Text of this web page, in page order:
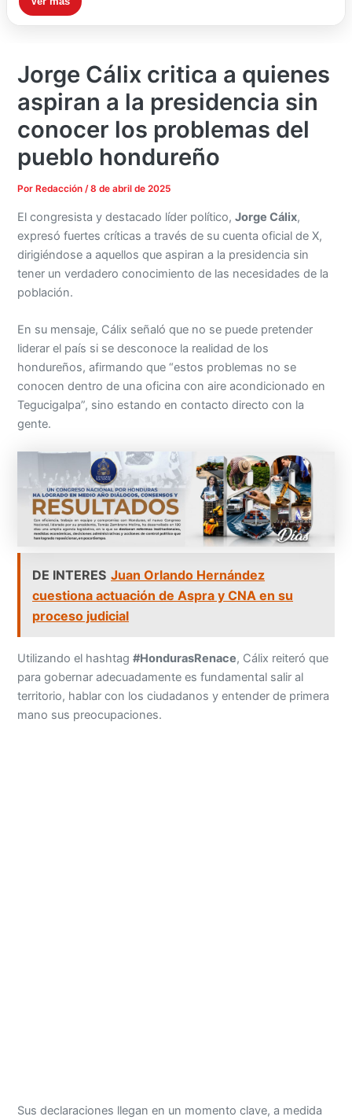
Jorge Cálix critica a quienes
aspiran a la presidencia sin
conocer los problemas del
pueblo hondureño
Por Redacción/8 de abril de 2025
El congresista y destacado líder político,Jorge Cálix,
expresó fuertes críticas a través de su cuenta oficial de X,
dirigiéndose a aquellos que aspiran a la presidencia sin
tener un verdadero conocimiento de las necesidades de la
población.
En su mensaje, Cálix señaló que no se puede pretender
liderar el país si se desconoce la realidad de los
hondureños, afirmando que “estos problemas no se
conocen dentro de una oficina con aire acondicionado en
Tegucigalpa”, sino estando en contacto directo con la
gente.
DE INTERES Juan Orlando Hernández
cuestiona actuación de Aspra y CNA en su
proceso judicial
Utilizando el hashtag#HondurasRenace, Cálix reiteró que
para gobernar adecuadamente es fundamental salir al
territorio, hablar con los ciudadanos y entender de primera
mano sus preocupaciones.
Sus declaraciones llegan en un momento clave, a medida